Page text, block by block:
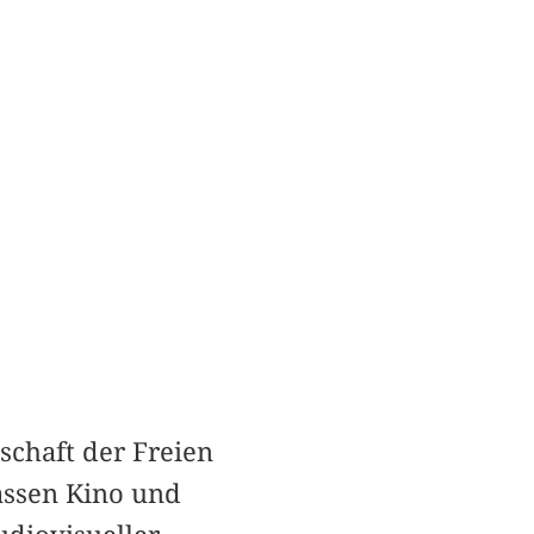
der Freien
Kino und